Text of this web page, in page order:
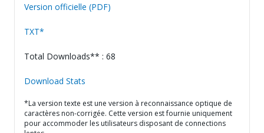
Version officielle (PDF)
TXT*
Total Downloads** : 68
Download Stats
*La version texte est une version à reconnaissance optique de
caractères non-corrigée. Cette version est fournie uniquement
pour accommoder les utilisateurs disposant de connections